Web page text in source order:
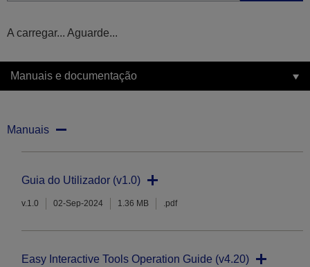
A carregar... Aguarde...
Manuais e documentação
Manuais
Guia do Utilizador (v1.0)
v.1.0 02-Sep-2024 1.36 MB .pdf
Easy Interactive Tools Operation Guide (v4.20)